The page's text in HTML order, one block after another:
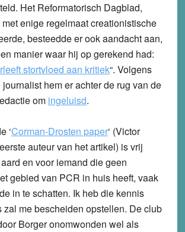
Het Reformatorisch Dagblad,
enige regelmaat creationistische
besteedde er ook aandacht aan,
manier waar hij op gerekend had:
stortvloed aan kritiek“. Volgens
hem er achter de rug van de
om ingeluisd.
‘Corman-Drosten paper‘ (Victor
auteur van het artikel) is vrij
en voor iemand die geen
gebied van PCR in huis heeft, vaak
in te schatten. Ik heb die kennis
zal me bescheiden opstellen. De club
Borger onomwonden wel als